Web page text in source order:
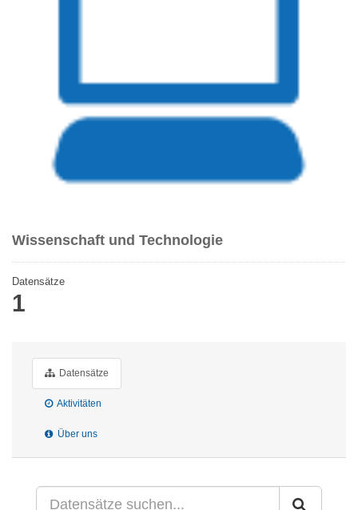
Wissenschaft und Technologie
Datensätze
1
Datensätze
Aktivitäten
Über uns